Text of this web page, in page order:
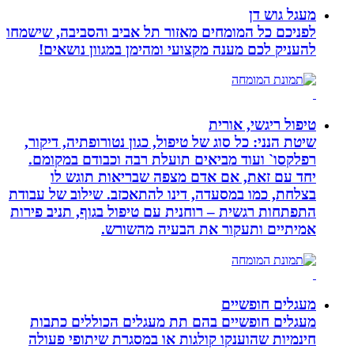
מעגל גוש דן
לפניכם כל המומחים מאזור תל אביב והסביבה, שישמחו
להעניק לכם מענה מקצועי ומהימן במגוון נושאים!
טיפול ריגשי, אורית
שיטת הנני: כל סוג של טיפול, כגון נטורופתיה, דיקור,
רפלקסו` ועוד מביאים תועלת רבה וכבודם במקומם.
יחד עם זאת, אם אדם מצפה שבריאות תוגש לו
בצלחת, כמו במסעדה, דינו להתאכזב. שילוב של עבודת
התפתחות רגשית – רוחנית עם טיפול בגוף, תניב פירות
אמיתיים ותעקור את הבעיה מהשורש.
מעגלים חופשיים
מעגלים חופשיים בהם תת מעגלים הכוללים כתבות
חינמיות שהוענקו קולגות או במסגרת שיתופי פעולה